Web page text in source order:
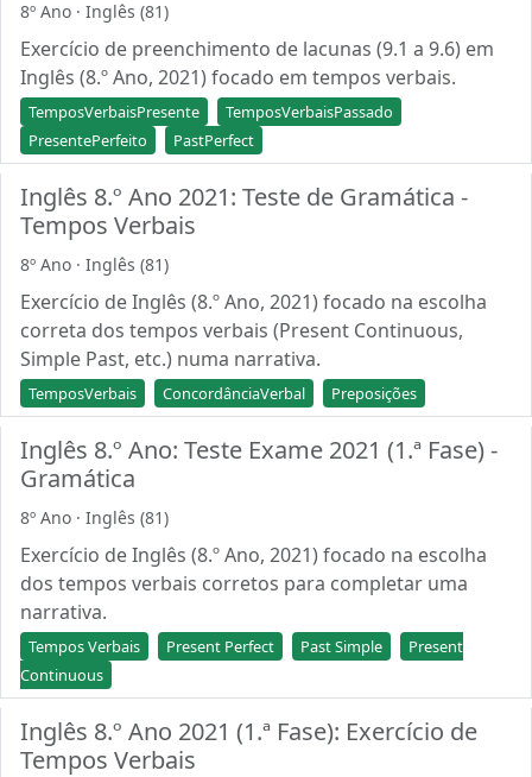
8º Ano · Inglês (81)
Exercício de preenchimento de lacunas (9.1 a 9.6) em
Inglês (8.º Ano, 2021) focado em tempos verbais.
TemposVerbaisPresente
TemposVerbaisPassado
PresentePerfeito
PastPerfect
Inglês 8.º Ano 2021: Teste de Gramática -
Tempos Verbais
8º Ano · Inglês (81)
Exercício de Inglês (8.º Ano, 2021) focado na escolha
correta dos tempos verbais (Present Continuous,
Simple Past, etc.) numa narrativa.
TemposVerbais ConcordânciaVerbal Preposições
Inglês 8.º Ano: Teste Exame 2021 (1.ª Fase) -
Gramática
8º Ano · Inglês (81)
Exercício de Inglês (8.º Ano, 2021) focado na escolha
dos tempos verbais corretos para completar uma
narrativa.
Tempos Verbais Present Perfect Past Simple
Present
Continuous
Inglês 8.º Ano 2021 (1.ª Fase): Exercício de
Tempos Verbais